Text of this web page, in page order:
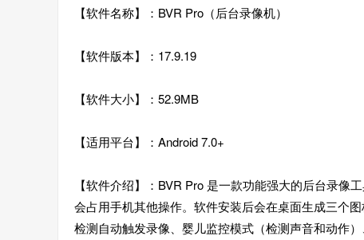
【软件名称】：BVR Pro（后台录像机）
【软件版本】：17.9.19
【软件大小】：52.9MB
【适用平台】：Android 7.0+
【软件介绍】：BVR Pro 是一款功能强大的后台录像
会占用手机其他操作。软件安装后会在桌面生成三个
检测自动触发录像、婴儿监控模式（检测声音和动作